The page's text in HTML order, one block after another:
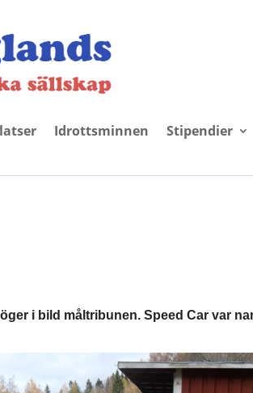
Idrottsminnen
Stipendier
i bild måltribunen.Speed Car var